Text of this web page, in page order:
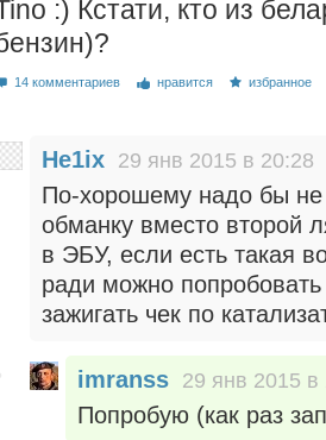
:) Кстати, кто из
14 комментариев нравится избранное
He1ix 29 янв 2015 в 20:28
По-хорошему надо бы не
обманку вместо второй
в ЭБУ, если есть такая
ради можно
зажигать чек по
imranss 29 янв 2015 в
Попробую (как раз